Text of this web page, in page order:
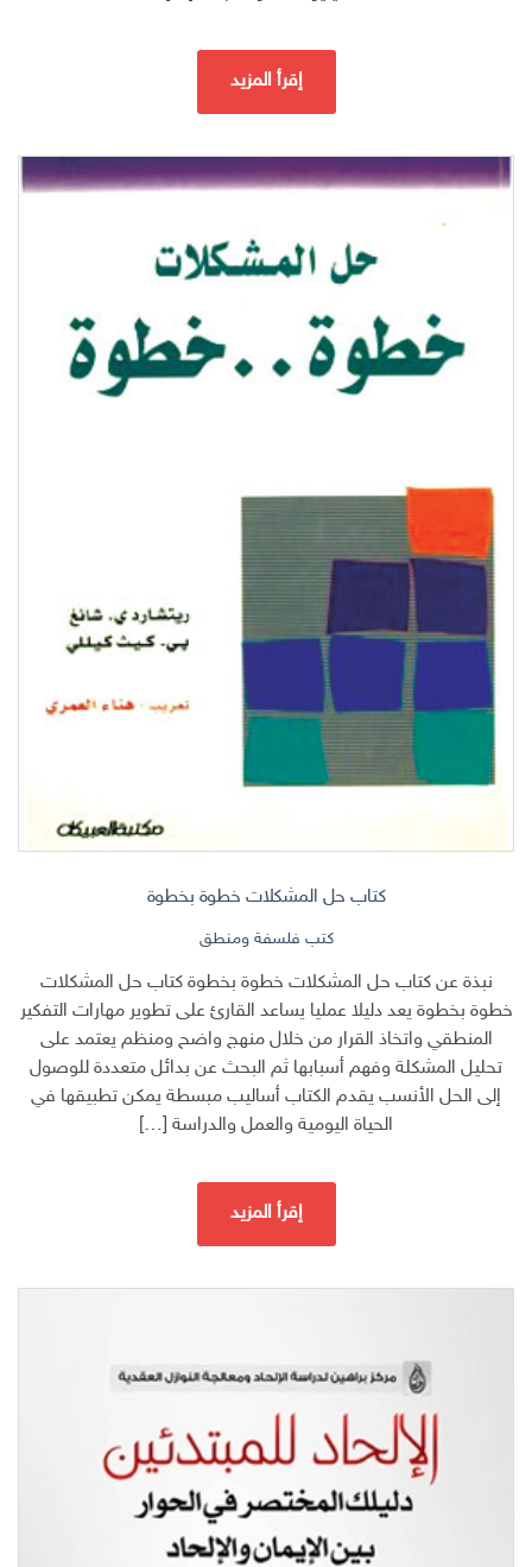
إقرأ المزيد
كتاب حل المشكلات خطوة بخطوة
كتب فلسفة ومنطق
نبذة عن كتاب حل المشكلات خطوة بخطوة كتاب حل المشكلات
خطوة بخطوة يعد دليلا عمليا يساعد القارئ على تطوير مهارات التفكير
المنطقي واتخاذ القرار من خلال منهج واضح ومنظم يعتمد على
تحليل المشكلة وفهم أسبابها ثم البحث عن بدائل متعددة للوصول
إلى الحل الأنسب يقدم الكتاب أساليب مبسطة يمكن تطبيقها في
الحياة اليومية والعمل والدراسة […]
إقرأ المزيد